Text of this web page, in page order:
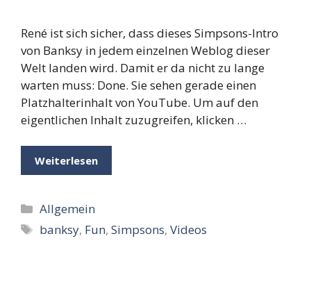
René ist sich sicher, dass dieses Simpsons-Intro
von Banksy in jedem einzelnen Weblog dieser
Welt landen wird. Damit er da nicht zu lange
warten muss: Done. Sie sehen gerade einen
Platzhalterinhalt von YouTube. Um auf den
eigentlichen Inhalt zuzugreifen, klicken …
Weiterlesen
Kategorien
Allgemein
Schlagwörter
banksy, Fun,Simpsons,Videos